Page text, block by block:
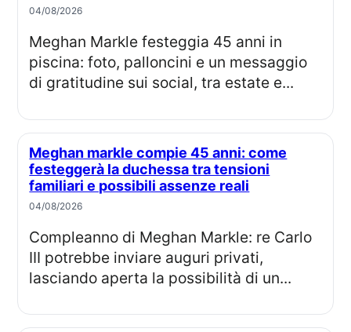
04/08/2026
Meghan Markle festeggia 45 anni in
piscina: foto, palloncini e un messaggio
di gratitudine sui social, tra estate e...
Meghan markle compie 45 anni: come
festeggerà la duchessa tra tensioni
familiari e possibili assenze reali
04/08/2026
Compleanno di Meghan Markle: re Carlo
III potrebbe inviare auguri privati,
lasciando aperta la possibilità di un...